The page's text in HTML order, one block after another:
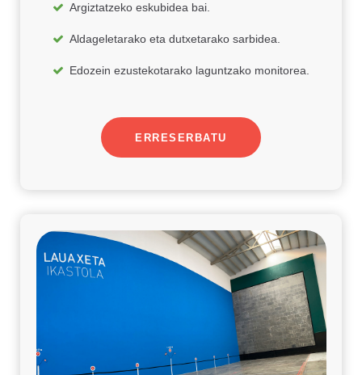
Argiztatzeko eskubidea bai.
Aldageletarako eta dutxetarako sarbidea.
Edozein ezustekotarako laguntzako monitorea.
ERRESERBATU